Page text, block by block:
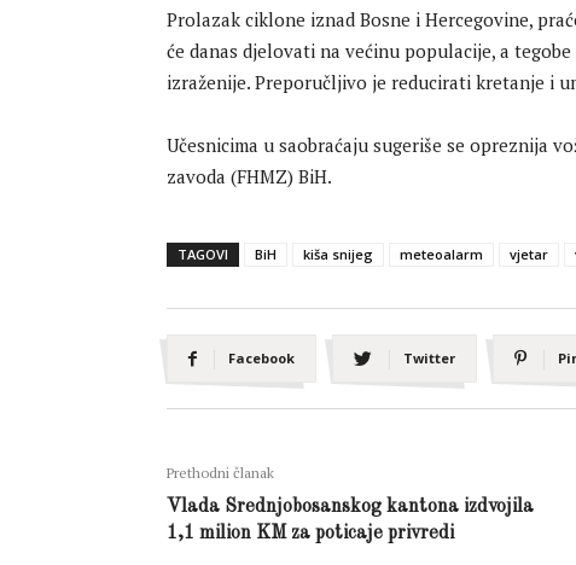
Prolazak ciklone iznad Bosne i Hercegovine,
će danas djelovati na većinu populacije, a
izraženije. Preporučljivo je reducirati kretanje i
Učesnicima u saobraćaju sugeriše se opreznija
zavoda (FHMZ) BiH.
TAGOVI BiH kiša snijeg meteoalarm vjetar
Facebook Twitter
Prethodni članak
Vlada Srednjobosanskog kantona izdvojila
1,1 milion KM za poticaje privredi